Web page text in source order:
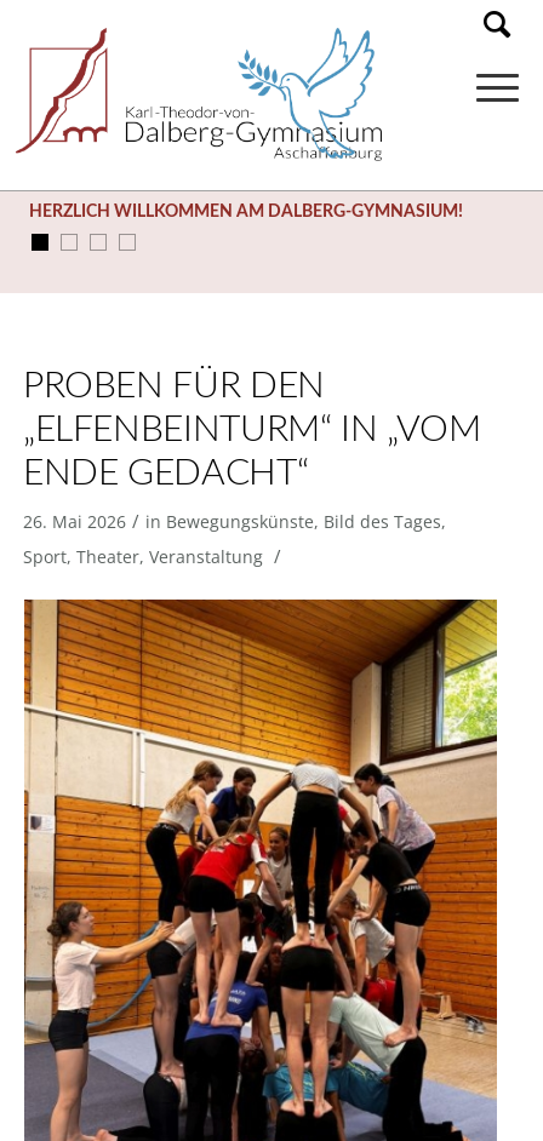
HERZLICH WILLKOMMEN AM DALBERG-GYMNASIUM!
PROBEN FÜR DEN
„ELFENBEINTURM“ IN „VOM
ENDE GEDACHT“
26. Mai 2026 / in Bewegungskünste, Bild des Tages,
Sport, Theater, Veranstaltung /